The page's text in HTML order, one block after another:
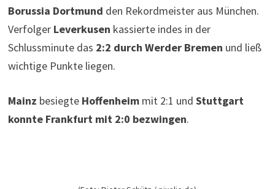
Borussia Dortmund den Rekordmeister aus München.
Verfolger Leverkusen kassierte indes in der
Schlussminute das 2:2 durch Werder Bremen und ließ
wichtige Punkte liegen.
Mainz besiegte Hoffenheim mit 2:1 und Stuttgart
konnte Frankfurt mit 2:0 bezwingen.